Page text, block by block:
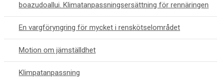
boazudoallui. Klimatanpassningsersättning för rennäringen
En vargföryngring för mycket i renskötselområdet
Motion om jämställdhet
Klimpatanpassning